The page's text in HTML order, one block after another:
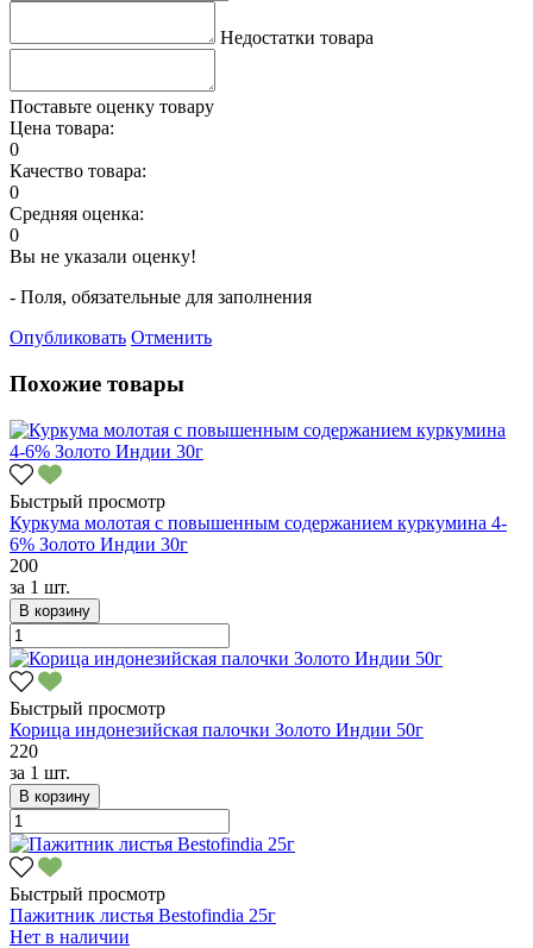
Недостатки товара
Поставьте оценку товару
Цена товара:
0
Качество товара:
0
Средняя оценка:
0
Вы не указали оценку!
- Поля, обязательные для заполнения
Опубликовать Отменить
Похожие товары
Быстрый просмотр
Куркума молотая с повышенным содержанием куркумина 4-
6% Золото Индии 30г
200
за 1 шт.
В корзину
Быстрый просмотр
Корица индонезийская палочки Золото Индии 50г
220
за 1 шт.
В корзину
Быстрый просмотр
Пажитник листья Bestofindia 25г
Нет в наличии